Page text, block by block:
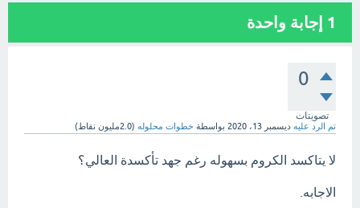
1 إجابة واحدة
0
تصويتات
تم الرد عليه ديسمبر 13، 2020 بواسطة خطوات محلوله (2.0مليون نقاط)
لا يتاكسد الكروم بسهوله رغم جهد تأكسدة العالي؟
الاجابه.